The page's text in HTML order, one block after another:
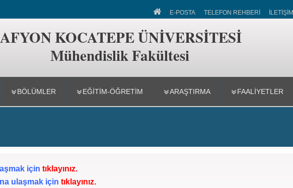
Fakültesi
E-POSTA TELEFON REHBERİ İLETİŞİM
AFYON KOCATEPE ÜNİVERSİTESİ
Mühendislik Fakültesi
BÖLÜMLER EĞİTİM-ÖĞRETİM ARAŞTIRMA FAALİYETLER
için tıklayınız.
ulaşmak için tıklayınız.